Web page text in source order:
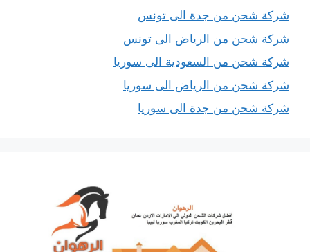
شركة شحن من جدة الى تونس
شركة شحن من الرياض الى تونس
شركة شحن من السعودية الى سوريا
شركة شحن من الرياض الى سوريا
شركة شحن من جدة الى سوريا